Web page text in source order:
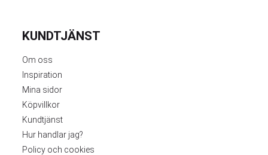
KUNDTJÄNST
Om oss
Inspiration
Mina sidor
Köpvillkor
Kundtjänst
Hur handlar jag?
Policy och cookies